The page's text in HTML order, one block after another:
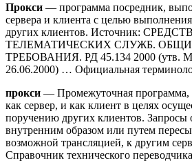
Прокси — программа посредник,
сервера и клиента с целью
других клиентов. Источник:
ТЕЛЕМАТИЧЕСКИХ СЛУЖБ.
ТРЕБОВАНИЯ. РД 45.134 2000 (утв.
26.06.2000) … Официальная
прокси — Промежуточная программа,
как сервер, и как клиент в целях
поручению других клиентов. Запросы
внутренним образом или путем
возможной трансляцией, к другим
Справочник технического переводчика